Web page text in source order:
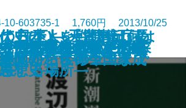
平―私たちにとって
か―
もの海」の謎
日本人を戦慄せしめ
が言いたかったこと
世史―「下剋上」は
たのか―
方がよい―防衛庁長
が成し遂げた政策の
日本人の死生観―
「近現代」の次に来
ぜ口笛を吹くのか―
ンの表現史―
10-603735-1 1,760円 2013/10/25
古川柳から覗く男色
「元素の王者」が歴
―
税金を納めるのか―
想史―
―バブルと戦争と株
コミュニティ―国家
する場所―
伝統」を創った大プ
―
間のこころ
史(上)―天皇とは何
文から倭の五王まで
史(下)―『古事記』は
体朝から律令国家成